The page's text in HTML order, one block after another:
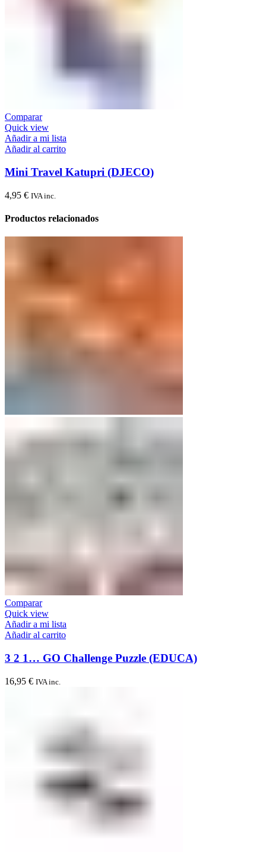
Comparar
Quick view
Añadir a mi lista
Añadir al carrito
Mini Travel Katupri (DJECO)
4,95 € IVA inc.
Productos relacionados
Comparar
Quick view
Añadir a mi lista
Añadir al carrito
3 2 1… GO Challenge Puzzle (EDUCA)
16,95 € IVA inc.